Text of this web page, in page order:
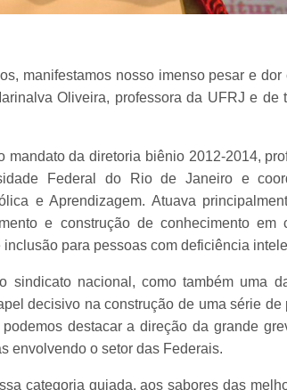
manifestamos nosso imenso pesar e dor
Oliveira, professora da UFRJ e de
da diretoria biênio 2012-2014,
Federal do Rio de Janeiro e
e Aprendizagem. Atuava
e construção de conhecimento em
para pessoas com deficiência
sindicato nacional, como também uma
decisivo na construção de uma série de
destacar a direção da grande
envolvendo o setor das Federais.
categoria guiada, aos sabores das